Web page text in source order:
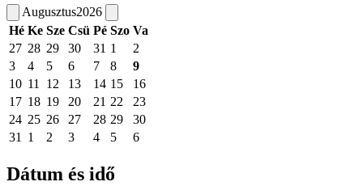
Augusztus2026
Hé Ke Sze Csü Pé Szo Va
27 28 29 30 31 1
2
3
4 5 6 7 8
9
10 11 12 13 14 15
16
17 18 19 20 21 22
23
24 25 26 27 28 29
30
31
1 2 3 4 5 6
Dátum és idő